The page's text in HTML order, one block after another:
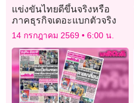
แข่งขันไทยดีขึ้นจริงหรือ
ภาคธุรกิจเดอะแบกตัวจริง
14 กรกฎาคม 2569 6:00 น.